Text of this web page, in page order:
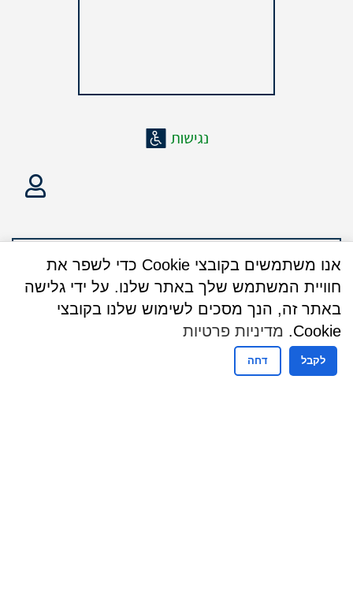
אנו משתמשים בקובצי Cookie כדי לשפר את
חוויית המשתמש שלך באתר שלנו. על ידי גלישה
באתר זה, הנך מסכים לשימוש שלנו בקובצי
Cookie.
מדיניות פרטיות
לקבל דחה